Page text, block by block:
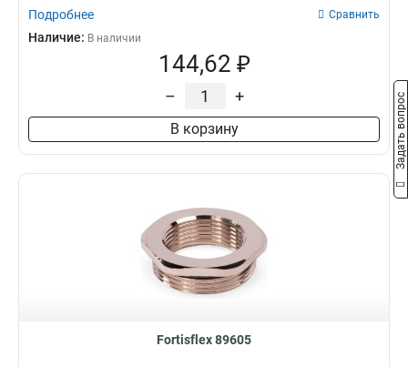
Подробнее Сравнить
Наличие: В наличии
144,62 ₽
– +
В корзину
Fortisflex 89605
Задать вопрос